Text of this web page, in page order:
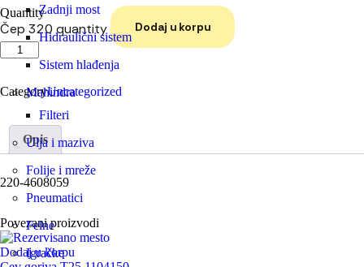
Zadnji most
Hidraulični sistem
Sistem hlađenja
Mahindra
Filteri
Ulja i maziva
Folije i mreže
Pneumatici
Felne
Igračke
Quantity
Čep 320 quantity Dodaj u korpu
CategoryUncategorized
Opis
220-4608059
Povezani proizvodi
Dodaj u korpu